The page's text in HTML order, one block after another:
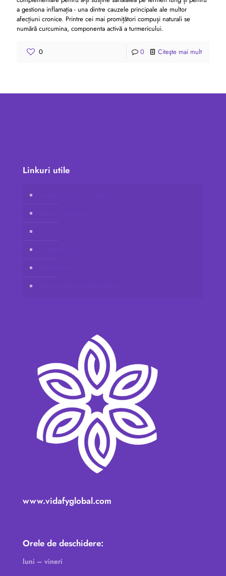
a gestiona inflamația - una dintre cauzele principale ale multor
afecțiuni cronice. Printre cei mai promițători compuși naturali se
numără curcumina, componenta activă a turmericului.
0 0 Citeşte mai mult
Linkuri utile
www.vidafyglobal.com
Orele de deschidere:
luni – vineri